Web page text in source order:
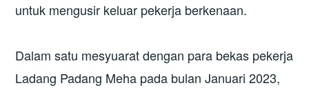
untuk mengusir keluar pekerja berkenaan.
Dalam satu mesyuarat dengan para bekas pekerja
Ladang Padang Meha pada bulan Januari 2023,